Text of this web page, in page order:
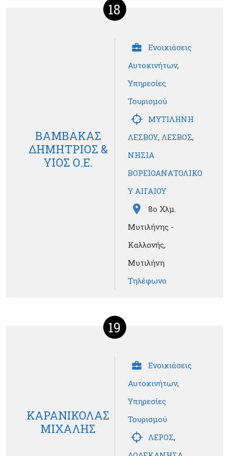
18
ΒΑΜΒΑΚΑΣ
ΔΗΜΗΤΡΙΟΣ &
ΥΙΟΣ Ο.Ε.
Ενοικιάσεις
Αυτοκινήτων,
Υπηρεσίες
Τουρισμού
ΜΥΤΙΛΗΝΗ
ΛΕΣΒΟΥ, ΛΕΣΒΟΣ,
ΝΗΣΙΑ
ΒΟΡΕΙΟΑΝΑΤΟΛΙΚΟ
Υ ΑΙΓΑΙΟΥ
8ο Χλμ.
Μυτιλήνης -
Καλλονής,
Μυτιλήνη
Τηλέφωνο
19
ΚΑΡΑΝΙΚΟΛΑΣ
ΜΙΧΑΛΗΣ
Ενοικιάσεις
Αυτοκινήτων,
Υπηρεσίες
Τουρισμού
ΛΕΡΟΣ,